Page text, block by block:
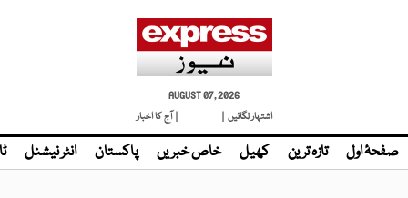
AUGUST 07, 2026
اشتہار لگائیں |
| آج کا اخبار
صفحۂ اول تازہ ترین کھیل خاص خبریں پاکستان انٹر نیشنل